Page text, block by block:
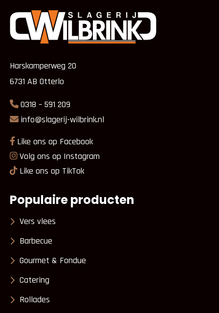
Harskamperweg 20
6731 AB Otterlo
0318 – 591 209
info@slagerij-wilbrink.nl
Like ons op Facebook
Volg ons op Instagram
Like ons op TikTok
Populaire producten
Vers vlees
Barbecue
Gourmet & Fondue
Catering
Rollades